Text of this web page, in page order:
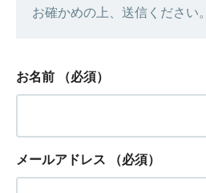
お確かめの上、送信ください。
お名前 （必須）
メールアドレス （必須）